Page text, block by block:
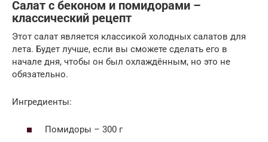
Салат с беконом и помидорами –
классический рецепт
Этот салат является классикой холодных салатов для
лета. Будет лучше, если вы сможете сделать его в
начале дня, чтобы он был охлаждённым, но это не
обязательно.
Ингредиенты:
Помидоры – 300 г